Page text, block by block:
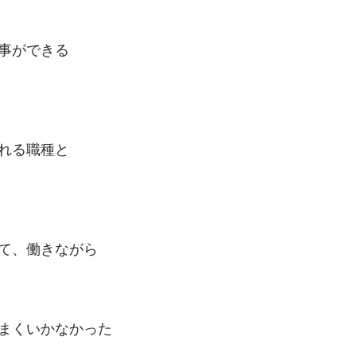
ができる
る職種と
、働きながら
くいかなかった